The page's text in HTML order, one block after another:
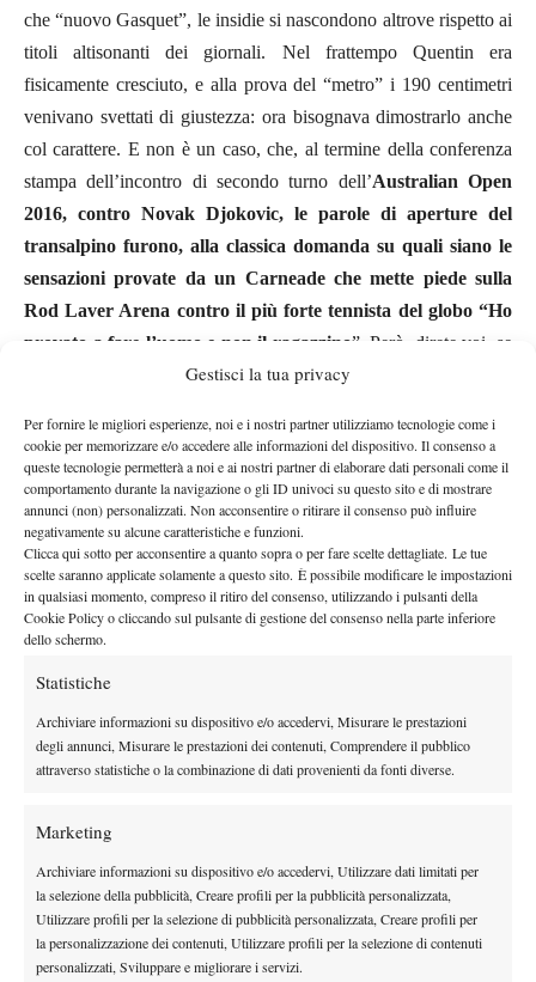
Gestisci la tua privacy
Per fornire le migliori esperienze, noi e i nostri partner utilizziamo tecnologie come i
cookie per memorizzare e/o accedere alle informazioni del dispositivo. Il consenso a
queste tecnologie permetterà a noi e ai nostri partner di elaborare dati personali come il
comportamento durante la navigazione o gli ID univoci su questo sito e di mostrare
annunci (non) personalizzati. Non acconsentire o ritirare il consenso può influire
negativamente su alcune caratteristiche e funzioni.
Clicca qui sotto per acconsentire a quanto sopra o per fare scelte dettagliate. Le tue
scelte saranno applicate solamente a questo sito. È possibile modificare le impostazioni
in qualsiasi momento, compreso il ritiro del consenso, utilizzando i pulsanti della
Cookie Policy o cliccando sul pulsante di gestione del consenso nella parte inferiore
dello schermo.
Statistiche
Archiviare informazioni su dispositivo e/o accedervi, Misurare le prestazioni
degli annunci, Misurare le prestazioni dei contenuti, Comprendere il pubblico
attraverso statistiche o la combinazione di dati provenienti da fonti diverse.
Marketing
Archiviare informazioni su dispositivo e/o accedervi, Utilizzare dati limitati per
la selezione della pubblicità, Creare profili per la pubblicità personalizzata,
Utilizzare profili per la selezione di pubblicità personalizzata, Creare profili per
la personalizzazione dei contenuti, Utilizzare profili per la selezione di contenuti
personalizzati, Sviluppare e migliorare i servizi.
che “nuovo Gasquet”, le insidie si nascondono altrove rispetto ai
titoli altisonanti dei giornali. Nel frattempo Quentin era
fisicamente cresciuto, e alla prova del “metro” i 190 centimetri
venivano svettati di giustezza: ora bisognava dimostrarlo anche
col carattere. E non è un caso, che, al termine della conferenza
stampa dell’incontro di secondo turno dell’Australian Open
2016, contro Novak Djokovic, le parole di aperture del
transalpino furono, alla classica domanda su quali siano le
sensazioni provate da un Carneade che mette piede sulla
Rod Laver Arena contro il più forte tennista del globo “Ho
provato a fare l’uomo e non il ragazzino”. Però, direte voi, se
nel giro di un anno siamo passati dai timori del lasciare le
tante cose poi storte non devono essere andate.
In effetti l’anno di apprendistato di Halys conosce molti alti e
pochi bassi. Memore del primofuturevinto già nella stagione
precedente in Grecia, Quentin parte subito forte nella “terza
Serie” del tennis professionistico, collezionando due finali nei
primi tornei del circuito ITF che l’Italia ospita. Mostra dunque
una certa continuità, e presto la doppia finale viene soppiantata
Quentin, coi fatti più che con le parole, fa capire di quale
pasta sia fatto
; non a caso risulta tra i giocatori ad aver
assolutamente inosservata ai vertici della FFT, che senza perdere
al giovane parigino. Che a distanza di due anni può dunque
chiudere quel discorso aperto contro Jimmy Wang: bisognerà
capire quale sarà il suo avversario, sebbene un episodio rischia